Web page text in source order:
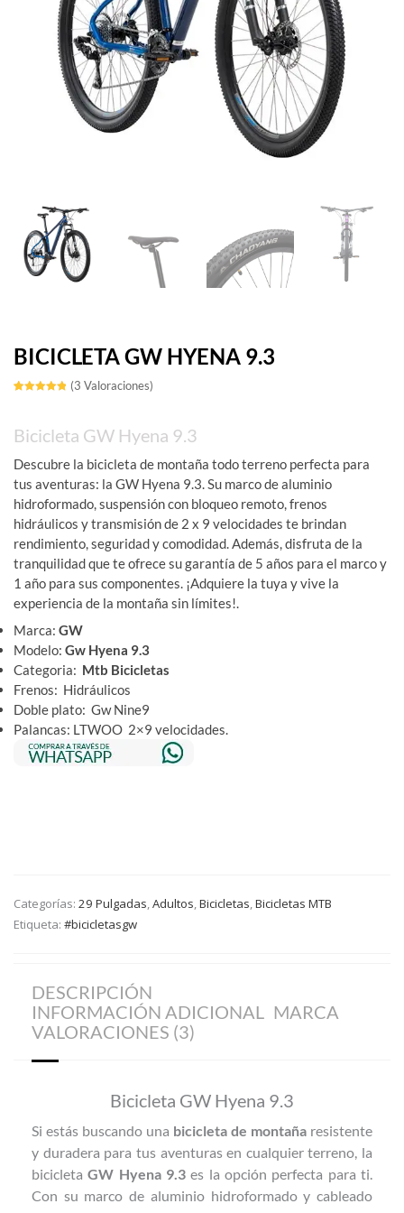
BICICLETA GW HYENA 9.3
a
valoraciones
(3 Valoraciones)
Bicicleta GW Hyena 9.3
Descubre la bicicleta de montaña todo terreno perfecta para
tus aventuras: la GW Hyena 9.3. Su marco de aluminio
hidroformado, suspensión con bloqueo remoto, frenos
hidráulicos y transmisión de 2 x 9 velocidades te brindan
rendimiento, seguridad y comodidad. Además, disfruta de la
tranquilidad que te ofrece su garantía de 5 años para el marco y
1 año para sus componentes. ¡Adquiere la tuya y vive la
experiencia de la montaña sin límites!.
Marca: GW
Modelo: Gw Hyena 9.3
Categoria: Mtb Bicicletas
Frenos: Hidráulicos
Doble plato: Gw Nine9
Palancas: LTWOO 2×9 velocidades.
Categorías: 29 Pulgadas,Adultos,Bicicletas,Bicicletas MTB
Etiqueta: #bicicletasgw
DESCRIPCIÓN
INFORMACIÓN ADICIONAL MARCA
VALORACIONES (3)
Bicicleta GW Hyena 9.3
Si estás buscando una bicicleta de montaña resistente
y duradera para tus aventuras en cualquier terreno, la
bicicleta GW Hyena 9.3 es la opción perfecta para ti.
Con su marco de aluminio hidroformado y cableado